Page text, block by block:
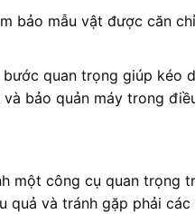
bảo mẫu vật được căn
quan trọng giúp kéo
bảo quản máy trong
một công cụ quan trọng
quả và tránh gặp phải